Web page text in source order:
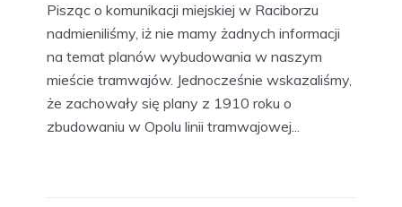
Pisząc o komunikacji miejskiej w Raciborzu
nadmieniliśmy, iż nie mamy żadnych informacji
na temat planów wybudowania w naszym
mieście tramwajów. Jednocześnie wskazaliśmy,
że zachowały się plany z 1910 roku o
zbudowaniu w Opolu linii tramwajowej...